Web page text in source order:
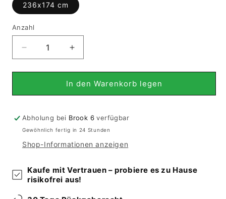
236x174 cm
Anzahl
Verringere
die
Menge
Botte
Mir
(236x174
Erhöhe
die
Menge
für
Botte
Mir
(236x174
In den Warenkorb legen
Abholung bei Brook 6 verfügbar
Gewöhnlich fertig in 24 Stunden
Shop-Informationen anzeigen
Kaufe mit Vertrauen – probiere es zu Hause
risikofrei aus!